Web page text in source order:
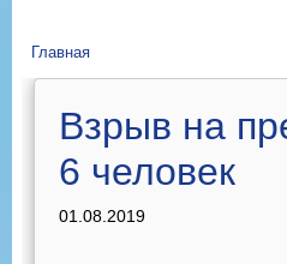
Главная
Взрыв на
6 человек
01.08.2019